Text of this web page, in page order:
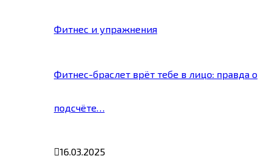
Фитнес и упражнения
Фитнес-браслет врёт тебе в лицо: правда о
подсчёте…
16.03.2025